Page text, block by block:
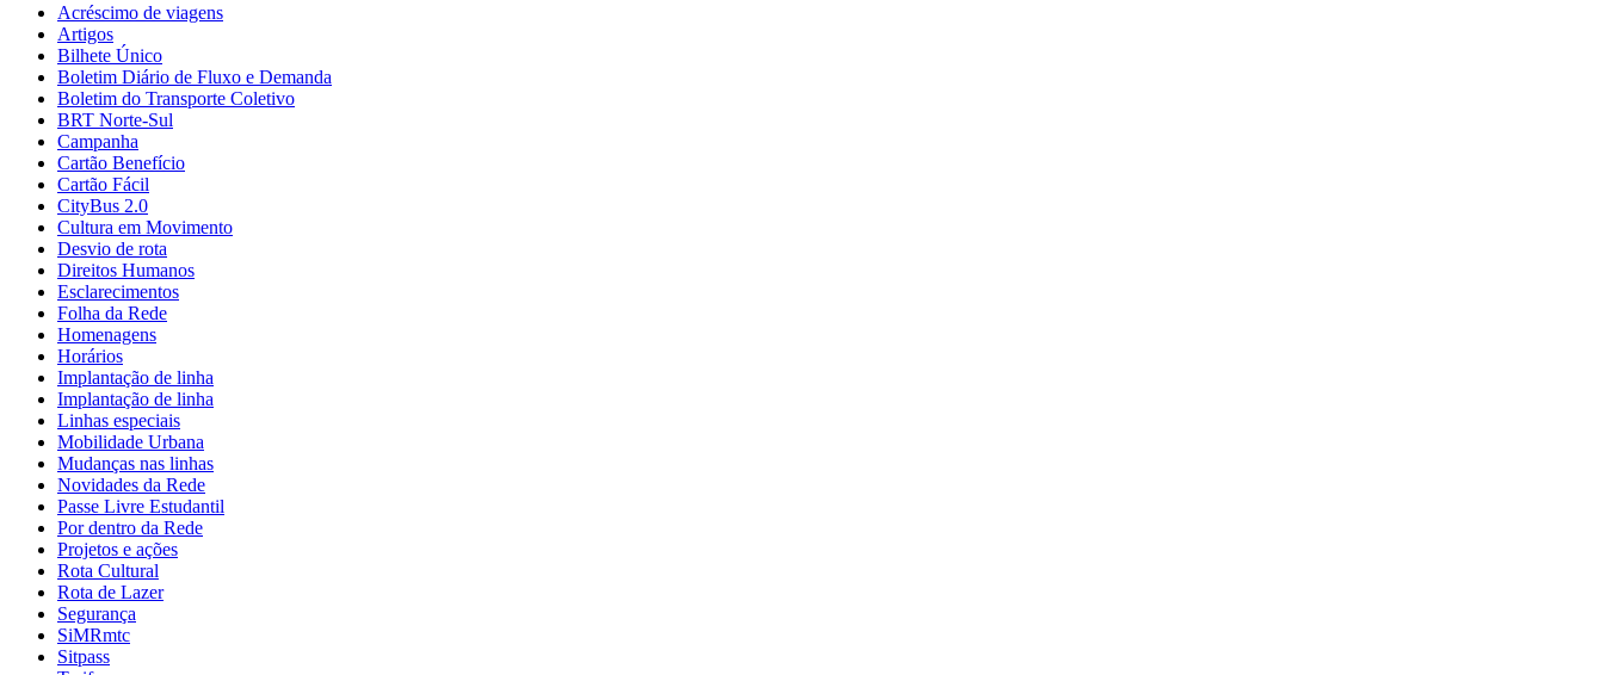
Acréscimo de viagens
Artigos
Bilhete Único
Boletim Diário de Fluxo e Demanda
Boletim do Transporte Coletivo
BRT Norte-Sul
Campanha
Cartão Benefício
Cartão Fácil
CityBus 2.0
Cultura em Movimento
Desvio de rota
Direitos Humanos
Esclarecimentos
Folha da Rede
Homenagens
Horários
Implantação de linha
Implantação de linha
Linhas especiais
Mobilidade Urbana
Mudanças nas linhas
Novidades da Rede
Passe Livre Estudantil
Por dentro da Rede
Projetos e ações
Rota Cultural
Rota de Lazer
Segurança
SiMRmtc
Sitpass